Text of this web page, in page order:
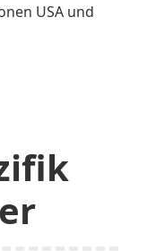
USA und